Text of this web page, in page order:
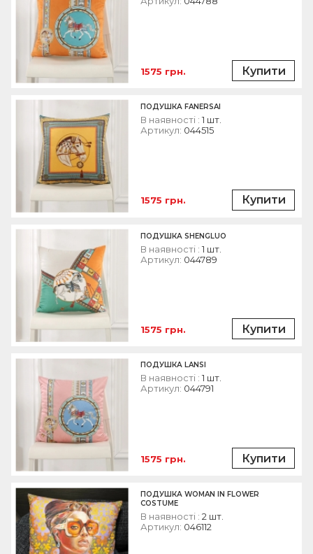
1575 грн. Купити
В наявності : 1 шт.
Артикул: 044515
ПОДУШКА FANERSAI
1575 грн. Купити
В наявності : 1 шт.
Артикул: 044789
ПОДУШКА SHENGLUO
1575 грн. Купити
В наявності : 1 шт.
Артикул: 044791
ПОДУШКА LANSI
1575 грн. Купити
В наявності : 2 шт.
Артикул: 046112
ПОДУШКА WOMAN IN FLOWER
COSTUME